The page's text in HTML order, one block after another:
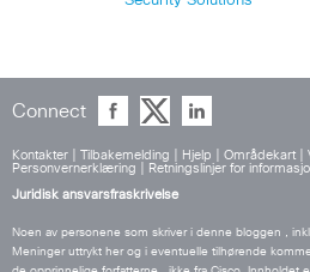
Connect
Kontakter Tilbakemelding Hjelp Områdekart
Personvernerklæring
Retningslinjer for
Juridisk ansvarsfraskrivelse
Noen av personene som skriver i denne bloggen ,
Meninger uttrykt her og i eventuelle tilhørende